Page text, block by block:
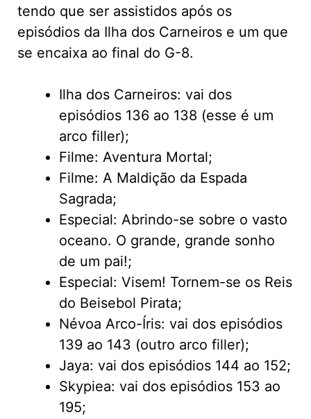
tendo que ser assistidos após os
episódios da Ilha dos Carneiros e um que
se encaixa ao final do G-8.
Ilha dos Carneiros: vai dos
episódios 136 ao 138 (esse é um
arco filler);
Filme: Aventura Mortal;
Filme: A Maldição da Espada
Sagrada;
Especial: Abrindo-se sobre o vasto
oceano. O grande, grande sonho
de um pai!;
Especial: Visem! Tornem-se os Reis
do Beisebol Pirata;
Névoa Arco-Íris: vai dos episódios
139 ao 143 (outro arco filler);
Jaya: vai dos episódios 144 ao 152;
Skypiea: vai dos episódios 153 ao
195;